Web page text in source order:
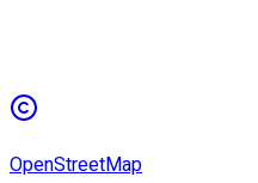
OpenStreetMap